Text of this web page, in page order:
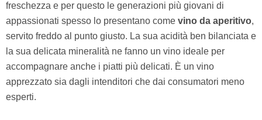
freschezza e per questo le generazioni più giovani di
appassionati spesso lo presentano come vino da aperitivo,
servito freddo al punto giusto. La sua acidità ben bilanciata e
la sua delicata mineralità ne fanno un vino ideale per
accompagnare anche i piatti più delicati. È un vino
apprezzato sia dagli intenditori che dai consumatori meno
esperti.